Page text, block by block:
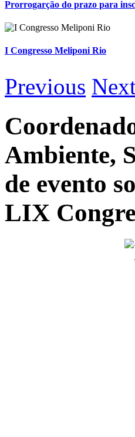
Prorrogarção do prazo para
I Congresso Meliponi Rio
Previous
Ambiente,
de evento
LIX